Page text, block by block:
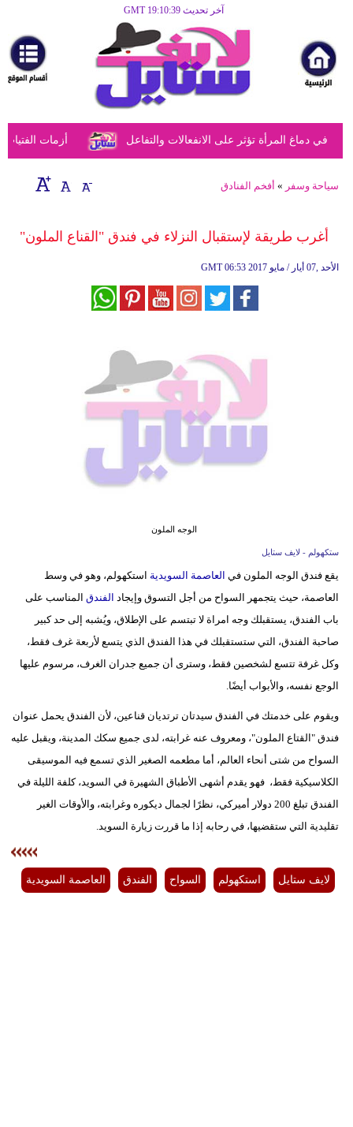
آخر تحديث GMT 19:10:39
مرأة
أزياء
أزياء
إسلامية
صحة
أزمات دماغ المرأة تؤثر على الانفعالات والتفاعل
سياحة وسفر » أفخم الفنادق
أغرب طريقة لإستقبال النزلاء في فندق "القناع الملون"
GMT 06:53 2017 الأحد ,07 أيار / مايو
الوجه الملون
ستكهولم - لايف ستايل
يقع فندق الوجه الملون في العاصمة السويدية استكهولم، وهو في وسط
العاصمة، حيث يتجمهر السواح من أجل التسوق وإيجاد الفندق المناسب على
باب الفندق، يستقبلك وجه امراة لا تبتسم على الإطلاق، ويُشبه إلى حد كبير
صاحبة الفندق، التي ستستقبلك في هذا الفندق الذي يتسع لأربعة غرف فقط،
وكل غرفة تتسع لشخصين فقط، وسترى أن جميع جدران الغرف، مرسوم عليها
الوجع نفسه، والأبواب أيضًا.
ويقوم على خدمتك في الفندق سيدتان ترتديان قناعين، لأن الفندق يحمل عنوان
فندق "القتاع الملون"، ومعروف عنه غرابته، لدى جميع سكك المدينة، ويقبل عليه
السواح من شتى أنحاء العالم، أما مطعمه الصغير الذي تسمع فيه الموسيقى
الكلاسيكية فقط، فهو يقدم أشهى الأطباق الشهيرة في السويد، كلفة الليلة في
الفندق تبلغ 200 دولار أميركي، نظرًا لجمال ديكوره وغرابته، والأوقات الغير
تقليدية التي ستقضيها، في رحابه إذا ما قررت زيارة السويد.
لايف ستايل استكهولم السواح الفندق العاصمة السويدية